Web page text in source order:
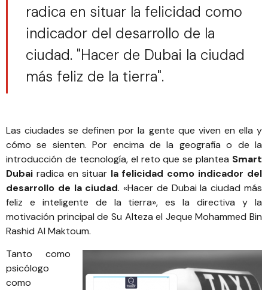
radica en situar la felicidad como
indicador del desarrollo de la
ciudad. "Hacer de Dubai la ciudad
más feliz de la tierra".
Las ciudades se definen por la gente que viven en ella y
cómo se sienten. Por encima de la geografía o de la
introducción de tecnología, el reto que se plantea Smart
Dubai radica en situar la felicidad como indicador del
desarrollo de la ciudad. «Hacer de Dubai la ciudad más
feliz e inteligente de la tierra», es la directiva y la
motivación principal de Su Alteza el Jeque Mohammed Bin
Rashid Al Maktoum.
Tanto como
psicólogo
como